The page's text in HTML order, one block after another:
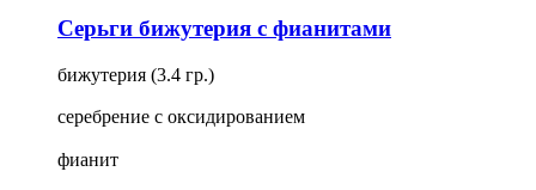
Серьги бижутерия с фианитами
бижутерия (3.4 гр.)
серебрение с оксидированием
фианит